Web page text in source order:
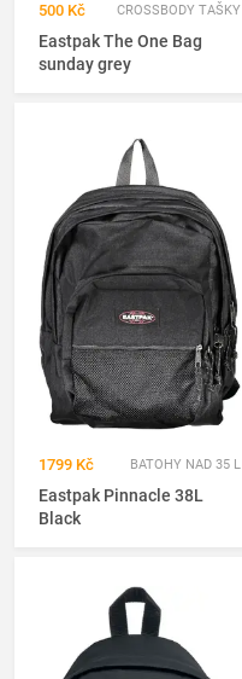
500 Kč CROSSBODY TAŠKY
Eastpak The One Bag
sunday grey
1799 Kč BATOHY NAD 35 L
Eastpak Pinnacle 38L
Black